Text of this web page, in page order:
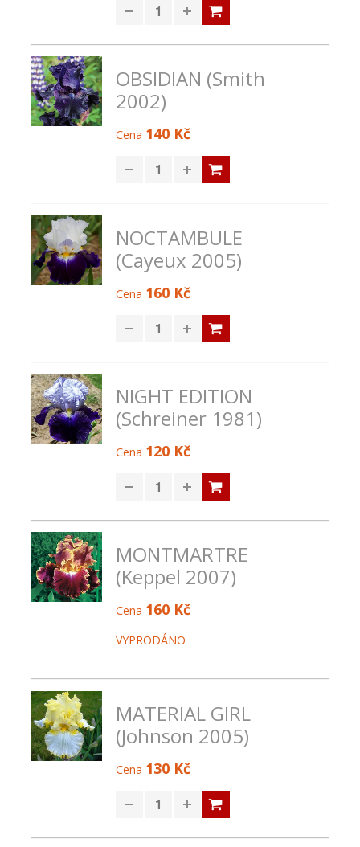
OBSIDIAN (Smith
2002)
Cena 140 Kč
NOCTAMBULE
(Cayeux 2005)
Cena 160 Kč
NIGHT EDITION
(Schreiner 1981)
Cena 120 Kč
MONTMARTRE
(Keppel 2007)
Cena 160 Kč
VYPRODÁNO
MATERIAL GIRL
(Johnson 2005)
Cena 130 Kč